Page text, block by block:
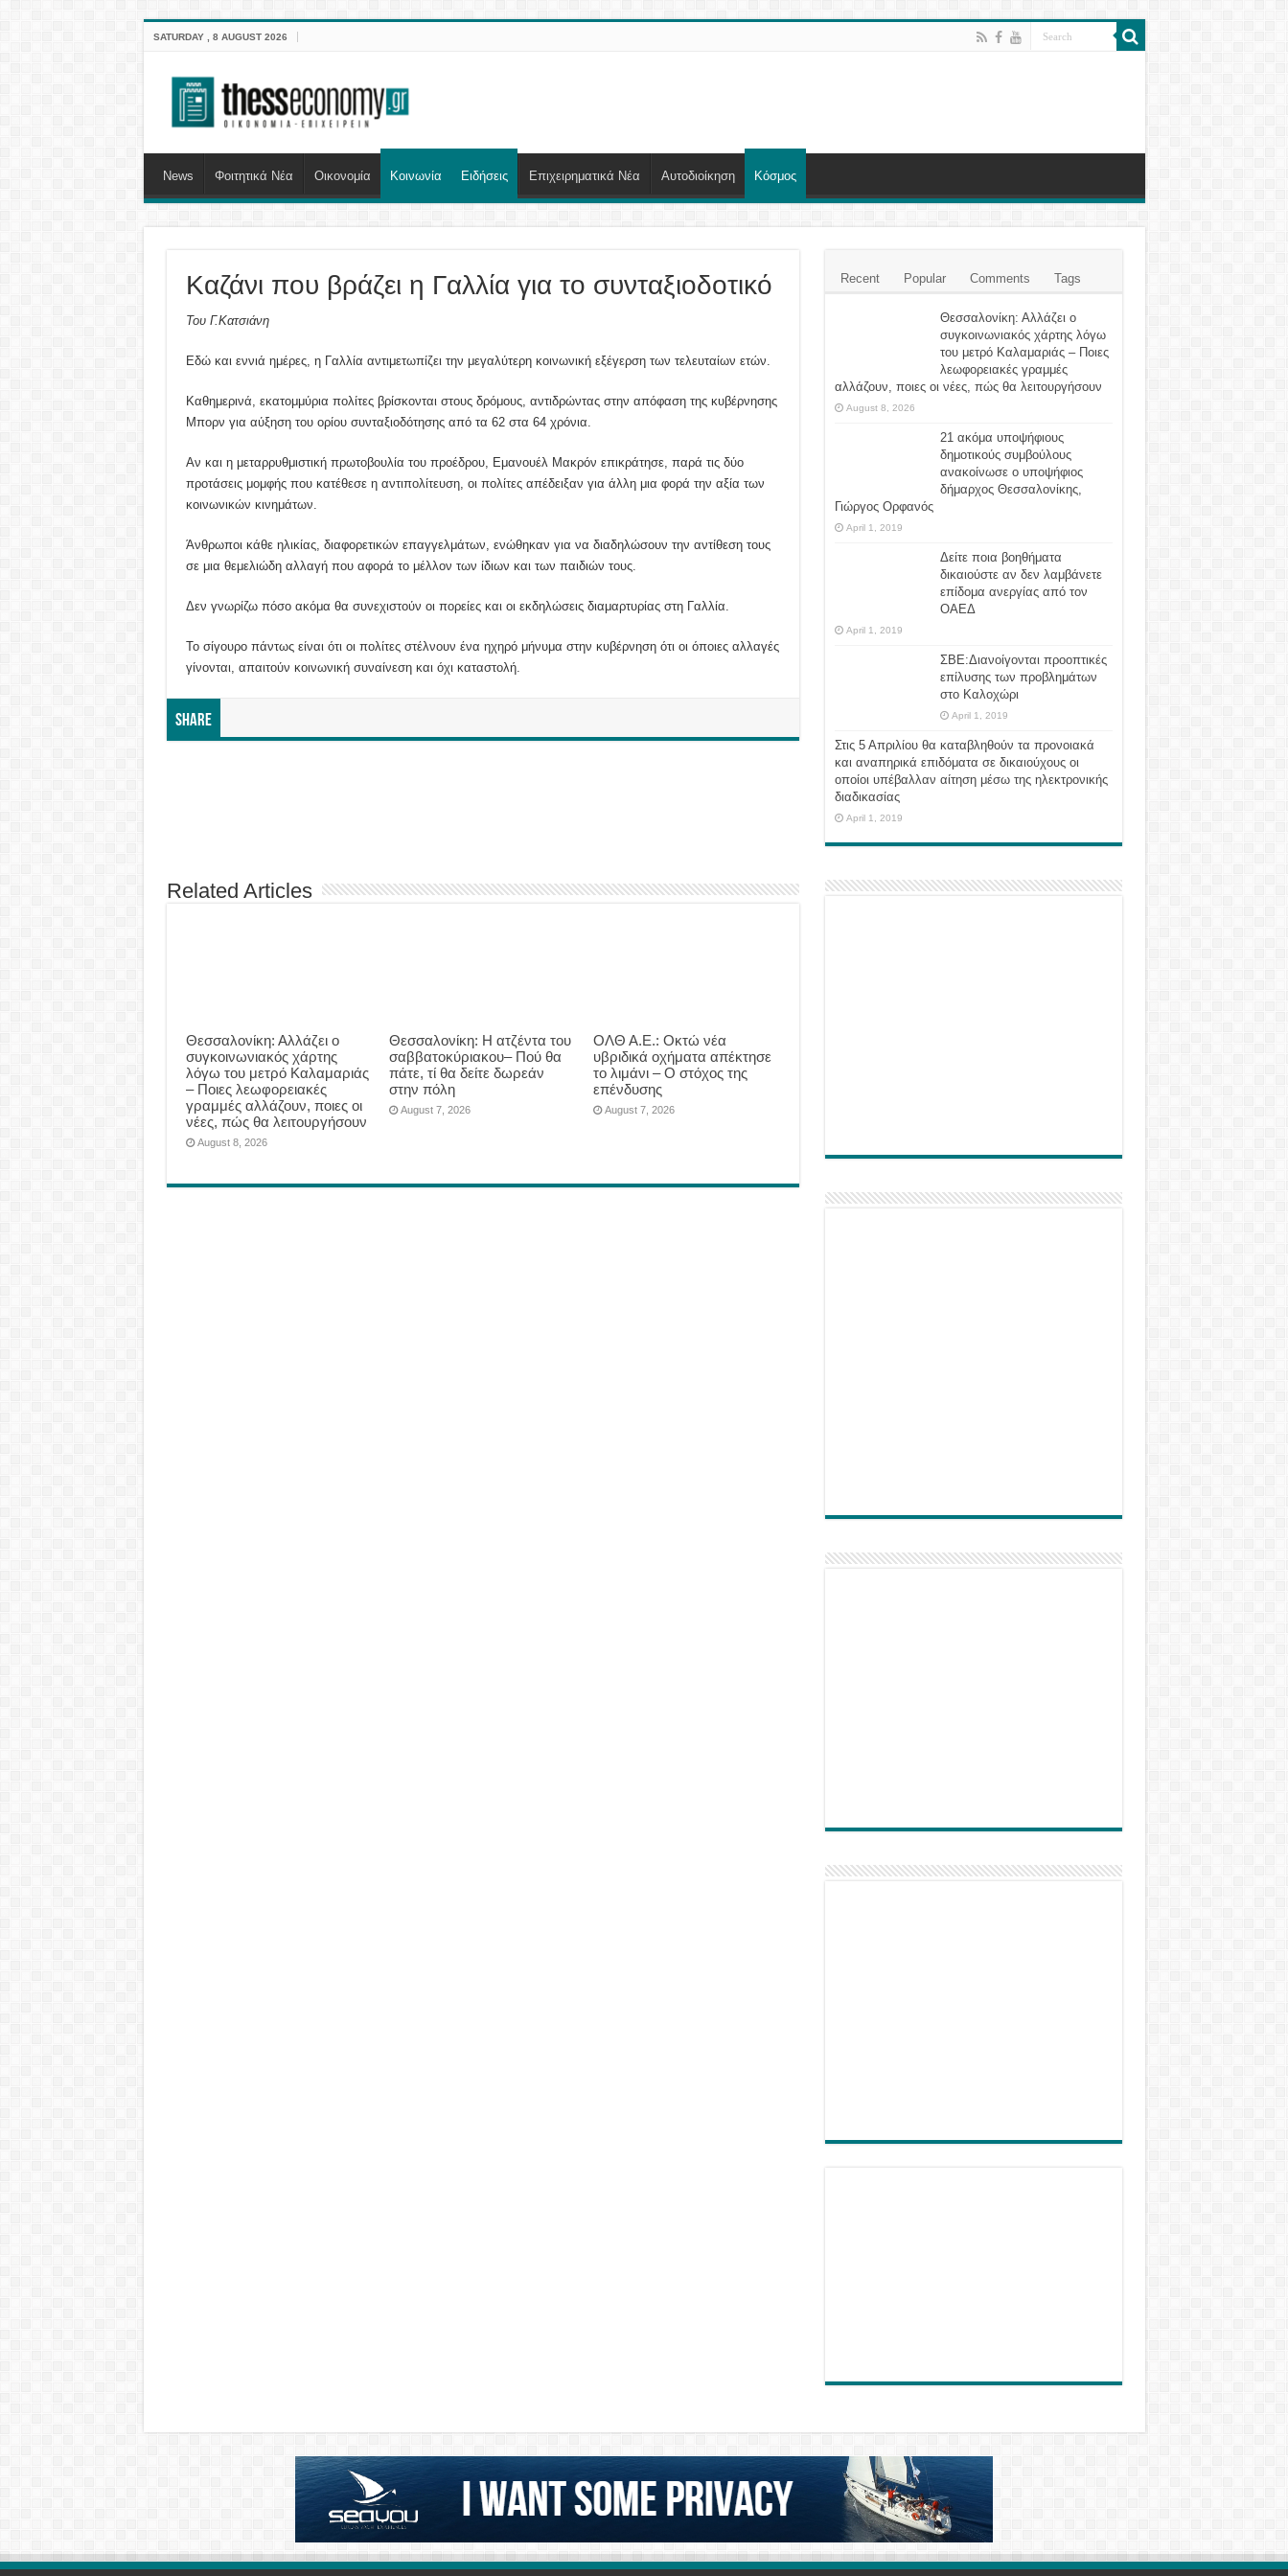
SATURDAY , 8 AUGUST 2026
News Φοιτητικά Νέα Οικονομία Κοινωνία Ειδήσεις Επιχειρηματικά Νέα Αυτοδιοίκηση Κόσμος
Καζάνι που βράζει η Γαλλία για το συνταξιοδοτικό
Του Γ.Κατσιάνη
Εδώ και εννιά ημέρες, η Γαλλία αντιμετωπίζει την μεγαλύτερη κοινωνική εξέγερση των τελευταίων ετών.
Καθημερινά, εκατομμύρια πολίτες βρίσκονται στους δρόμους, αντιδρώντας στην απόφαση της κυβέρνησης
Μπορν για αύξηση του ορίου συνταξιοδότησης από τα 62 στα 64 χρόνια.
Αν και η μεταρρυθμιστική πρωτοβουλία του προέδρου, Εμανουέλ Μακρόν επικράτησε, παρά τις δύο
προτάσεις μομφής που κατέθεσε η αντιπολίτευση, οι πολίτες απέδειξαν για άλλη μια φορά την αξία των
κοινωνικών κινημάτων.
Άνθρωποι κάθε ηλικίας, διαφορετικών επαγγελμάτων, ενώθηκαν για να διαδηλώσουν την αντίθεση τους
σε μια θεμελιώδη αλλαγή που αφορά το μέλλον των ίδιων και των παιδιών τους.
Δεν γνωρίζω πόσο ακόμα θα συνεχιστούν οι πορείες και οι εκδηλώσεις διαμαρτυρίας στη Γαλλία.
Το σίγουρο πάντως είναι ότι οι πολίτες στέλνουν ένα ηχηρό μήνυμα στην κυβέρνηση ότι οι όποιες αλλαγές
γίνονται, απαιτούν κοινωνική συναίνεση και όχι καταστολή.
Share
Related Articles
Θεσσαλονίκη: Αλλάζει ο
συγκοινωνιακός χάρτης
λόγω του μετρό Καλαμαριάς
– Ποιες λεωφορειακές
γραμμές αλλάζουν, ποιες οι
νέες, πώς θα λειτουργήσουν
August 8, 2026
Θεσσαλονίκη: Η ατζέντα του
σαββατοκύριακου– Πού θα
πάτε, τί θα δείτε δωρεάν
στην πόλη
August 7, 2026
ΟΛΘ Α.Ε.: Οκτώ νέα
υβριδικά οχήματα απέκτησε
το λιμάνι – Ο στόχος της
επένδυσης
August 7, 2026
Recent Popular Comments Tags
Θεσσαλονίκη: Αλλάζει ο
συγκοινωνιακός χάρτης λόγω
του μετρό Καλαμαριάς – Ποιες
λεωφορειακές γραμμές
αλλάζουν, ποιες οι νέες, πώς θα λειτουργήσουν
August 8, 2026
21 ακόμα υποψήφιους
δημοτικούς συμβούλους
ανακοίνωσε ο υποψήφιος
δήμαρχος Θεσσαλονίκης,
Γιώργος Ορφανός
April 1, 2019
Δείτε ποια βοηθήματα
δικαιούστε αν δεν λαμβάνετε
επίδομα ανεργίας από τον
ΟΑΕΔ
April 1, 2019
ΣΒΕ:Διανοίγονται προοπτικές
επίλυσης των προβλημάτων
στο Καλοχώρι
April 1, 2019
Στις 5 Απριλίου θα καταβληθούν τα προνοιακά
και αναπηρικά επιδόματα σε δικαιούχους οι
οποίοι υπέβαλλαν αίτηση μέσω της ηλεκτρονικής
διαδικασίας
April 1, 2019